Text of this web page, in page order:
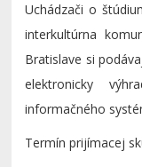
Uchádzači o
interkultúrna
Bratislave si
elektronicky
informačného
Termín prijímacej